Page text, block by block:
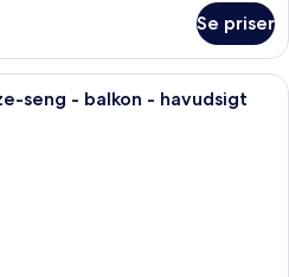
Se priser
En balkon med to røde stole og et
seng - balkon - havudsigt